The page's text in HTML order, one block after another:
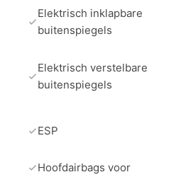
Elektrisch inklapbare
buitenspiegels
Elektrisch verstelbare
buitenspiegels
ESP
Hoofdairbags voor